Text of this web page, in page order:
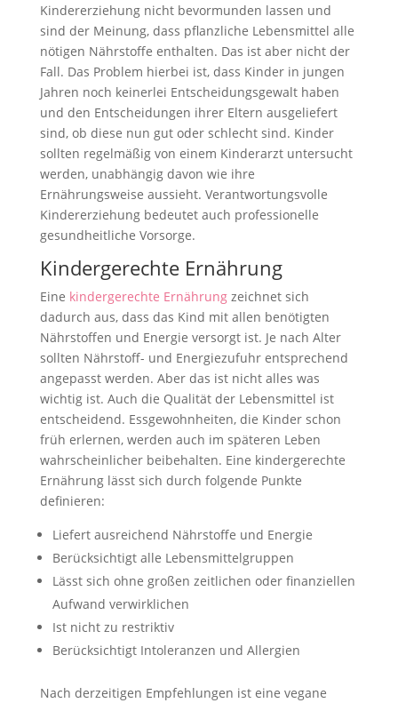
Kindererziehung nicht bevormunden lassen und
sind der Meinung, dass pflanzliche Lebensmittel alle
nötigen Nährstoffe enthalten. Das ist aber nicht der
Fall. Das Problem hierbei ist, dass Kinder in jungen
Jahren noch keinerlei Entscheidungsgewalt haben
und den Entscheidungen ihrer Eltern ausgeliefert
sind, ob diese nun gut oder schlecht sind. Kinder
sollten regelmäßig von einem Kinderarzt untersucht
werden, unabhängig davon wie ihre
Ernährungsweise aussieht. Verantwortungsvolle
Kindererziehung bedeutet auch professionelle
gesundheitliche Vorsorge.
Kindergerechte Ernährung
Eine kindergerechte Ernährungzeichnet sich
dadurch aus, dass das Kind mit allen benötigten
Nährstoffen und Energie versorgt ist. Je nach Alter
sollten Nährstoff- und Energiezufuhr entsprechend
angepasst werden. Aber das ist nicht alles was
wichtig ist. Auch die Qualität der Lebensmittel ist
entscheidend. Essgewohnheiten, die Kinder schon
früh erlernen, werden auch im späteren Leben
wahrscheinlicher beibehalten. Eine kindergerechte
Ernährung lässt sich durch folgende Punkte
definieren:
Liefert ausreichend Nährstoffe und Energie
Berücksichtigt alle Lebensmittelgruppen
Lässt sich ohne großen zeitlichen oder finanziellen
Aufwand verwirklichen
Ist nicht zu restriktiv
Berücksichtigt Intoleranzen und Allergien
Nach derzeitigen Empfehlungen ist eine vegane